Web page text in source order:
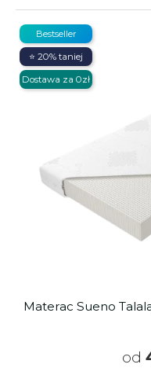
Materac Sueno
od
Bestseller
⭐ 20% taniej
Dostawa za 0zł